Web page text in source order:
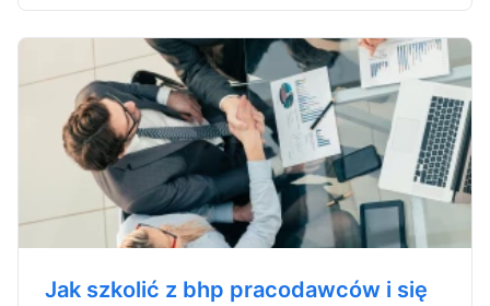
Jak szkolić z bhp pracodawców i się